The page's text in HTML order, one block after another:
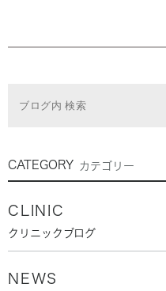
CATEGORY カテゴリー
CLINIC
クリニックブログ
NEWS